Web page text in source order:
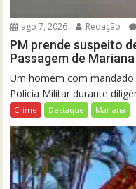
ago 7, 2026 Redação
PM prende suspeito
Passagem de Mariana
Um homem com
Polícia Militar durante
Crime Destaque Mariana